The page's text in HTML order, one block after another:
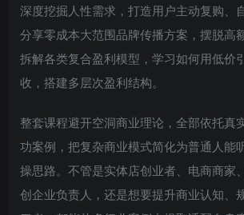
深度挖掘人性需求，打造用户主动复购、
分享零成本大范围品牌传播方案，摆脱高
拆解各类复合盈利模型，学习如何用低价
收，搭建多层次盈利结构。
整套课程避开空洞商业理论，全部依托真
功案例，把复杂商业模式简化为普通人能
操思路。不管是实体店创业者、电商商家
创企业负责人，还是想要提升商业认知、